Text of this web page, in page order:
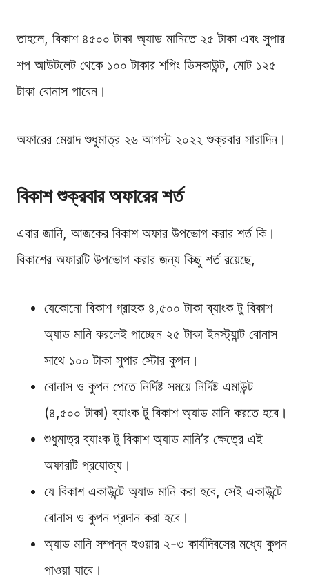
তাহলে, বিকাশ ৪৫০০ টাকা অ্যাড মানিতে ২৫ টাকা এবং সুপার
শপ আউটলেট থেকে ১০০ টাকার শপিং ডিসকাউন্ট, মোট ১২৫
টাকা বোনাস পাবেন।
অফারের মেয়াদ শুধুমাত্র ২৬ আগস্ট ২০২২ শুক্রবার সারাদিন।
বিকাশ শুক্রবার অফারের শর্ত
এবার জানি, আজকের বিকাশ অফার উপভোগ করার শর্ত কি।
বিকাশের অফারটি উপভোগ করার জন্য কিছু শর্ত রয়েছে,
যেকোনো বিকাশ গ্রাহক ৪,৫০০ টাকা ব্যাংক টু বিকাশ
অ্যাড মানি করলেই পাচ্ছেন ২৫ টাকা ইনস্ট্যান্ট বোনাস
সাথে ১০০ টাকা সুপার স্টোর কুপন।
বোনাস ও কুপন পেতে নির্দিষ্ট সময়ে নির্দিষ্ট এমাউন্ট
(৪,৫০০ টাকা) ব্যাংক টু বিকাশ অ্যাড মানি করতে হবে।
শুধুমাত্র ব্যাংক টু বিকাশ অ্যাড মানি’র ক্ষেত্রে এই
অফারটি প্রযোজ্য।
যে বিকাশ একাউন্টে অ্যাড মানি করা হবে, সেই একাউন্টে
বোনাস ও কুপন প্রদান করা হবে।
অ্যাড মানি সম্পন্ন হওয়ার ২-৩ কার্যদিবসের মধ্যে কুপন
পাওয়া যাবে।